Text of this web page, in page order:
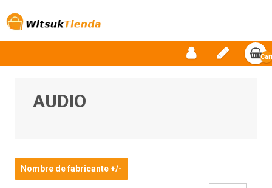
AUDIO
Nombre de fabricante +/-